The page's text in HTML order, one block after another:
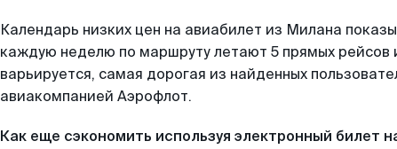
Календарь низких цен на авиабилет из Милана
каждую неделю по маршруту летают 5 прямых рейсов
варьируется, самая дорогая из найденных
авиакомпанией Аэрофлот.
Как еще сэкономить используя электронный билет